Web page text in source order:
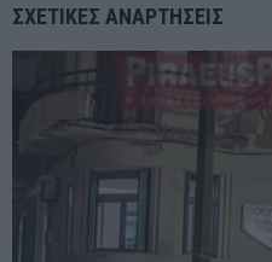
ΣΧΕΤΙΚΈΣ ΑΝΑΡΤΉΣΕΙΣ